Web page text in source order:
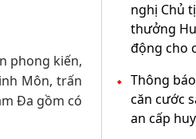
phong kiến,
Môn, trấn
Đa gồm có
nghị Chủ
thưởng
động cho
Thông
căn cước
an cấp